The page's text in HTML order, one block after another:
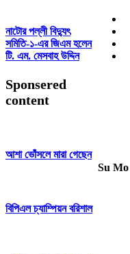
নাটোর পল্লী বিদ্যুৎ
সমিতি-১-এর জিএম হলেন
টি. এম. মেসবাহ উদ্দিন
Sponsered
content
আশা ভোঁসলে মারা গেছেন
বিপিএল চ্যাম্পিয়ন বরিশাল
Su Mo